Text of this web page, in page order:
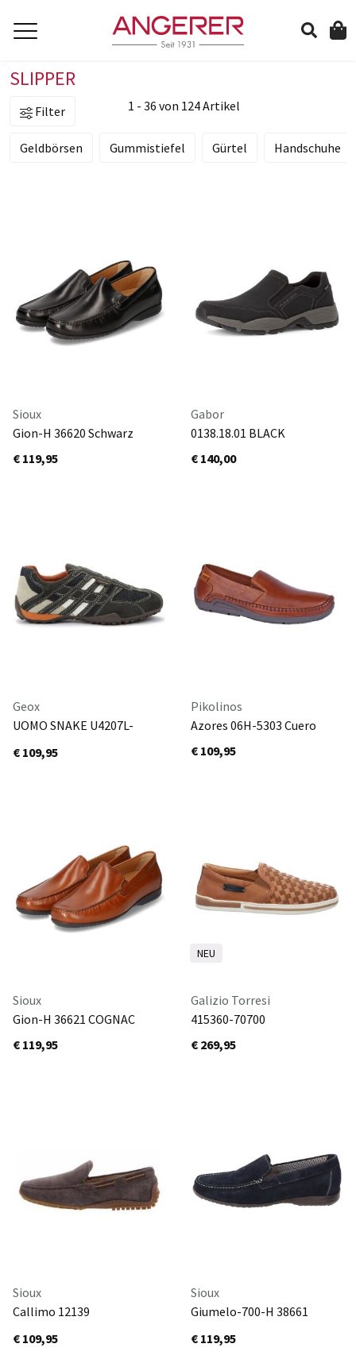
SLIPPER
Filter 1 - 36 von 124 Artikel
Geldbörsen Gummistiefel Gürtel Handschuhe
Sioux
Gion-H 36620 Schwarz
€ 119,95
Gabor
0138.18.01 BLACK
€ 140,00
Geox
UOMO SNAKE U4207L-
€ 109,95
Pikolinos
Azores 06H-5303 Cuero
€ 109,95
Sioux
Gion-H 36621 COGNAC
€ 119,95
NEU
Galizio Torresi
415360-70700
€ 269,95
Sioux
Callimo 12139
€ 109,95
Sioux
Giumelo-700-H 38661
€ 119,95